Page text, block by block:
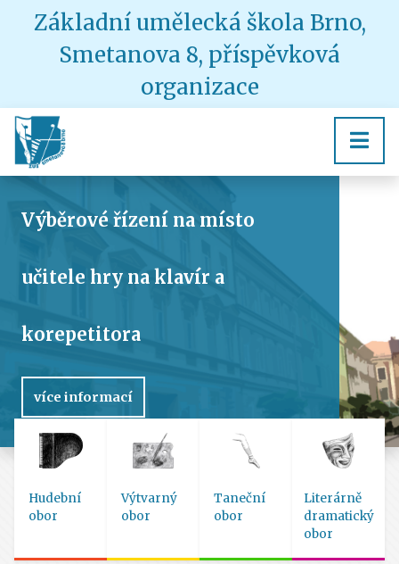
Základní umělecká škola Brno,
Smetanova 8, příspěvková
organizace
Výběrové řízení na místo
učitele hry na klavír a
korepetitora
více informací
Hudební
obor
Výtvarný
obor
Taneční
obor
Literárně
dramatický
obor